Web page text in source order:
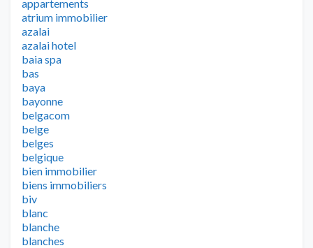
appartements
atrium immobilier
azalai
azalai hotel
baia spa
bas
baya
bayonne
belgacom
belge
belges
belgique
bien immobilier
biens immobiliers
biv
blanc
blanche
blanches